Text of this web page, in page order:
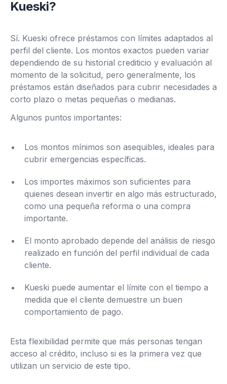
Kueski?
Sí. Kueski ofrece préstamos con límites adaptados al
perfil del cliente. Los montos exactos pueden variar
dependiendo de su historial crediticio y evaluación al
momento de la solicitud, pero generalmente, los
préstamos están diseñados para cubrir necesidades a
corto plazo o metas pequeñas o medianas.
Algunos puntos importantes:
Los montos mínimos son asequibles, ideales para
cubrir emergencias específicas.
Los importes máximos son suficientes para
quienes desean invertir en algo más estructurado,
como una pequeña reforma o una compra
importante.
El monto aprobado depende del análisis de riesgo
realizado en función del perfil individual de cada
cliente.
Kueski puede aumentar el límite con el tiempo a
medida que el cliente demuestre un buen
comportamiento de pago.
Esta flexibilidad permite que más personas tengan
acceso al crédito, incluso si es la primera vez que
utilizan un servicio de este tipo.